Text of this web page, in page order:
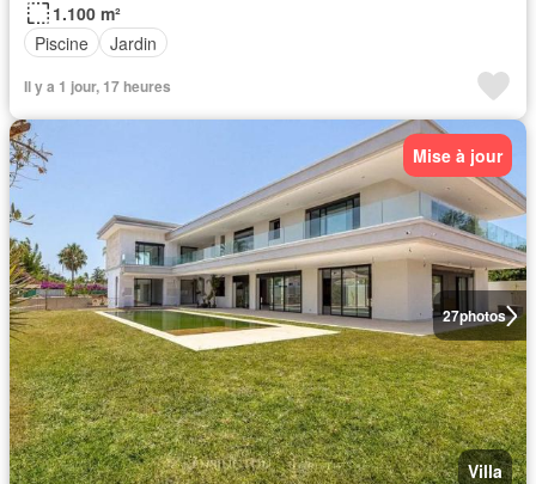
1.100 m²
Piscine
Jardin
Il y a 1 jour, 17 heures
27photos
Mise à jour
Villa